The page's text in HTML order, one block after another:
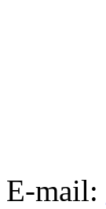
E-mail: